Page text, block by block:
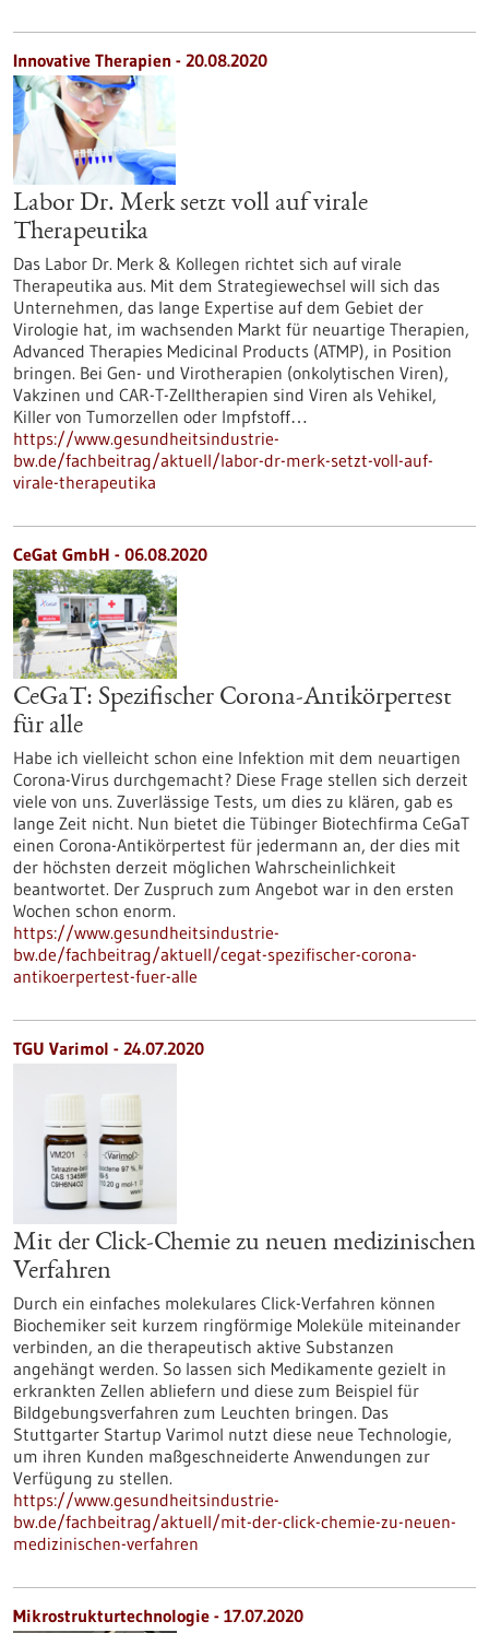
Innovative Therapien - 20.08.2020
Labor Dr. Merk setzt voll auf virale
Therapeutika
Das Labor Dr. Merk & Kollegen richtet sich auf virale
Therapeutika aus. Mit dem Strategiewechsel will sich das
Unternehmen, das lange Expertise auf dem Gebiet der
Virologie hat, im wachsenden Markt für neuartige Therapien,
Advanced Therapies Medicinal Products (ATMP), in Position
bringen. Bei Gen- und Virotherapien (onkolytischen Viren),
Vakzinen und CAR-T-Zelltherapien sind Viren als Vehikel,
Killer von Tumorzellen oder Impfstoff…
https://www.gesundheitsindustrie-
bw.de/fachbeitrag/aktuell/labor-dr-merk-setzt-voll-auf-
virale-therapeutika
CeGat GmbH - 06.08.2020
CeGaT: Spezifischer Corona-Antikörpertest
für alle
Habe ich vielleicht schon eine Infektion mit dem neuartigen
Corona-Virus durchgemacht? Diese Frage stellen sich derzeit
viele von uns. Zuverlässige Tests, um dies zu klären, gab es
lange Zeit nicht. Nun bietet die Tübinger Biotechfirma CeGaT
einen Corona-Antikörpertest für jedermann an, der dies mit
der höchsten derzeit möglichen Wahrscheinlichkeit
beantwortet. Der Zuspruch zum Angebot war in den ersten
Wochen schon enorm.
https://www.gesundheitsindustrie-
bw.de/fachbeitrag/aktuell/cegat-spezifischer-corona-
antikoerpertest-fuer-alle
TGU Varimol - 24.07.2020
Mit der Click-Chemie zu neuen medizinischen
Verfahren
Durch ein einfaches molekulares Click-Verfahren können
Biochemiker seit kurzem ringförmige Moleküle miteinander
verbinden, an die therapeutisch aktive Substanzen
angehängt werden. So lassen sich Medikamente gezielt in
erkrankten Zellen abliefern und diese zum Beispiel für
Bildgebungsverfahren zum Leuchten bringen. Das
Stuttgarter Startup Varimol nutzt diese neue Technologie,
um ihren Kunden maßgeschneiderte Anwendungen zur
Verfügung zu stellen.
https://www.gesundheitsindustrie-
bw.de/fachbeitrag/aktuell/mit-der-click-chemie-zu-neuen-
medizinischen-verfahren
Mikrostrukturtechnologie - 17.07.2020